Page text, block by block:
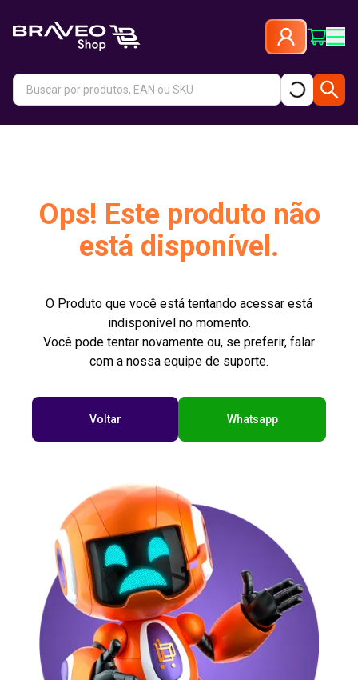
Ops! Este produto não
está disponível.
O Produto que você está tentando acessar está
indisponível no momento.
Você pode tentar novamente ou, se preferir, falar
com a nossa equipe de suporte.
Voltar Whatsapp